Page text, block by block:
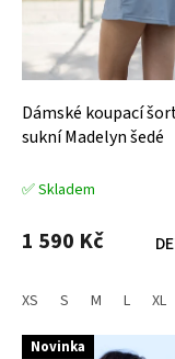
Dámské koupací
sukní Madelyn šedé
✅ Skladem
1 590 Kč
XS S M L XL
Novinka